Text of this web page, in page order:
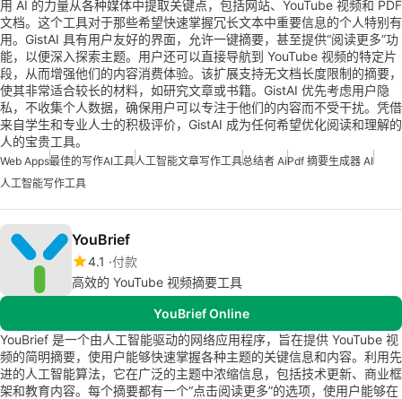
用 AI 的力量从各种媒体中提取关键点，包括网站、YouTube 视频和 PDF
文档。这个工具对于那些希望快速掌握冗长文本中重要信息的个人特别有
用。GistAI 具有用户友好的界面，允许一键摘要，甚至提供“阅读更多”功
能，以便深入探索主题。用户还可以直接导航到 YouTube 视频的特定片
段，从而增强他们的内容消费体验。该扩展支持无文档长度限制的摘要，
使其非常适合较长的材料，如研究文章或书籍。GistAI 优先考虑用户隐
私，不收集个人数据，确保用户可以专注于他们的内容而不受干扰。凭借
来自学生和专业人士的积极评价，GistAI 成为任何希望优化阅读和理解的
人的宝贵工具。
Web Apps最佳的写作AI工具人工智能文章写作工具总结者 AiPdf 摘要生成器 AI
人工智能写作工具
YouBrief
4.1 付款
高效的 YouTube 视频摘要工具
YouBrief Online
YouBrief 是一个由人工智能驱动的网络应用程序，旨在提供 YouTube 视
频的简明摘要，使用户能够快速掌握各种主题的关键信息和内容。利用先
进的人工智能算法，它在广泛的主题中浓缩信息，包括技术更新、商业框
架和教育内容。每个摘要都有一个“点击阅读更多”的选项，使用户能够在